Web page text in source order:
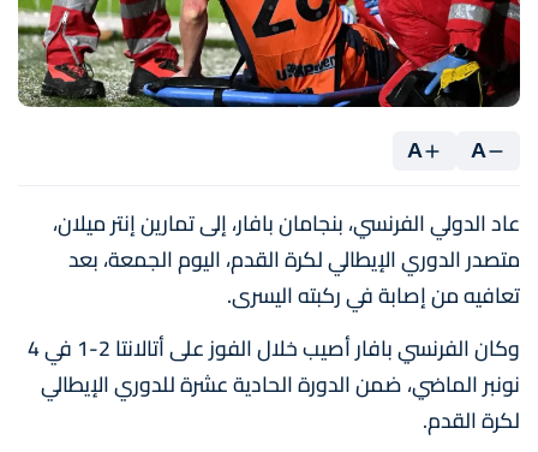
A
A
عاد الدولي الفرنسي، بنجامان بافار، إلى تمارين إنتر ميلان،
متصدر الدوري الإيطالي لكرة القدم، اليوم الجمعة، بعد
تعافيه من إصابة في ركبته اليسرى.
وكان الفرنسي بافار أصيب خلال الفوز على أتالانتا 2-1 في 4
نونبر الماضي، ضمن الدورة الحادية عشرة للدوري الإيطالي
لكرة القدم.